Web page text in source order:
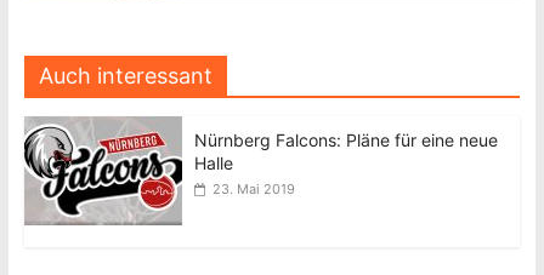
Auch interessant
Nürnberg Falcons: Pläne für eine neue
Halle
23. Mai 2019